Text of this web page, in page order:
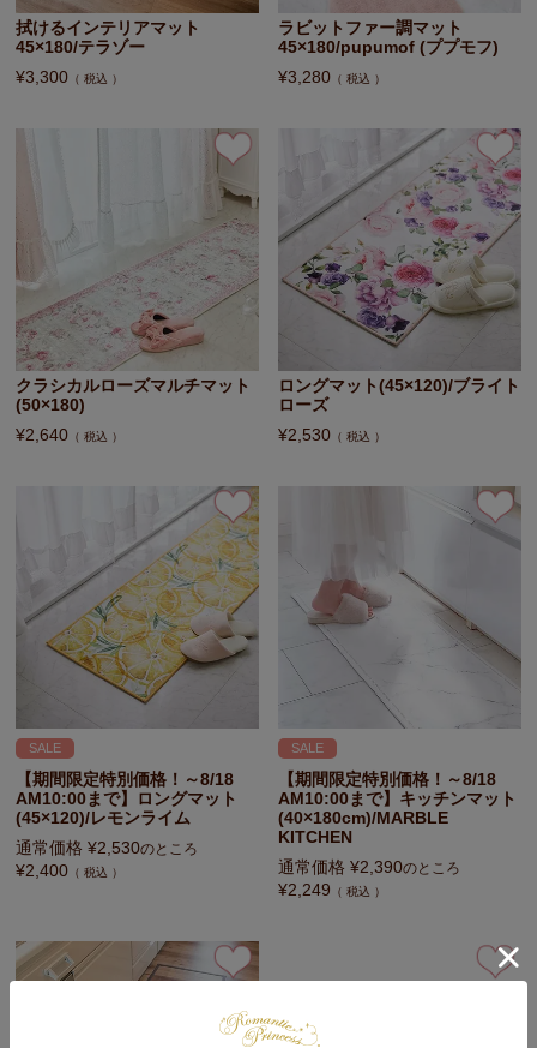
拭けるインテリアマット
45×180/テラゾー
¥3,300 税込
ラビットファー調マット
45×180/pupumof (ププモフ)
¥3,280 税込
クラシカルローズマルチマット
(50×180)
¥2,640 税込
ロングマット(45×120)/ブライト
ローズ
¥2,530 税込
SALE
【期間限定特別価格！～8/18
AM10:00まで】ロングマット
(45×120)/レモンライム
通常価格 ¥2,530のところ
¥2,400 税込
SALE
【期間限定特別価格！～8/18
AM10:00まで】キッチンマット
(40×180cm)/MARBLE
KITCHEN
通常価格 ¥2,390のところ
¥2,249 税込